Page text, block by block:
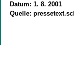
Datum: 1. 8. 2001
Quelle: